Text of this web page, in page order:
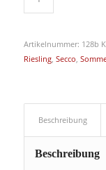
Artikelnummer: 128b
Riesling, Secco
Beschreibung
Beschreibung